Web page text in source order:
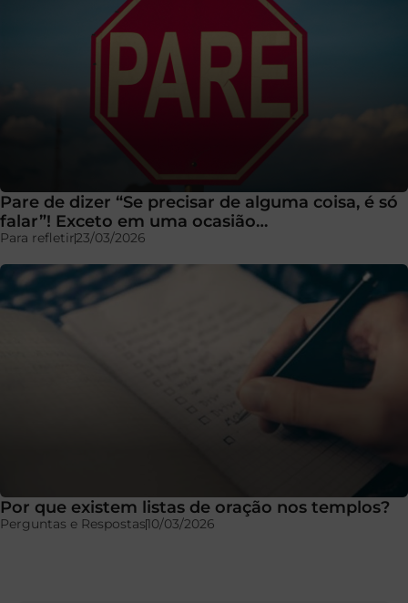
Pare de dizer “Se precisar de alguma coisa, é só
falar”! Exceto em uma ocasião…
Para refletir23/03/2026
Por que existem listas de oração nos templos?
Perguntas e Respostas10/03/2026